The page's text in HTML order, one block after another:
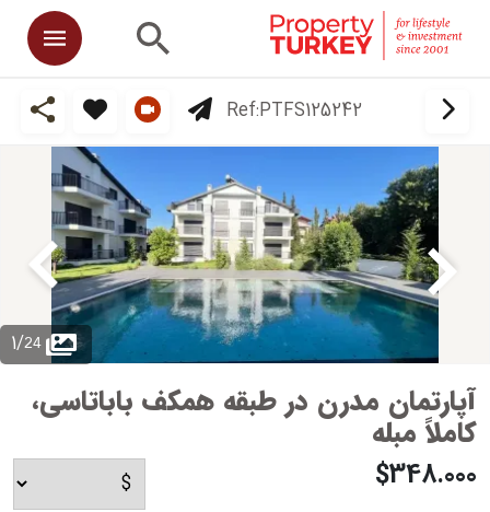
Ref:PTFS125242
1/24
آپارتمان مدرن در طبقه همکف باباتاسی،
کاملاً مبله
$348.000